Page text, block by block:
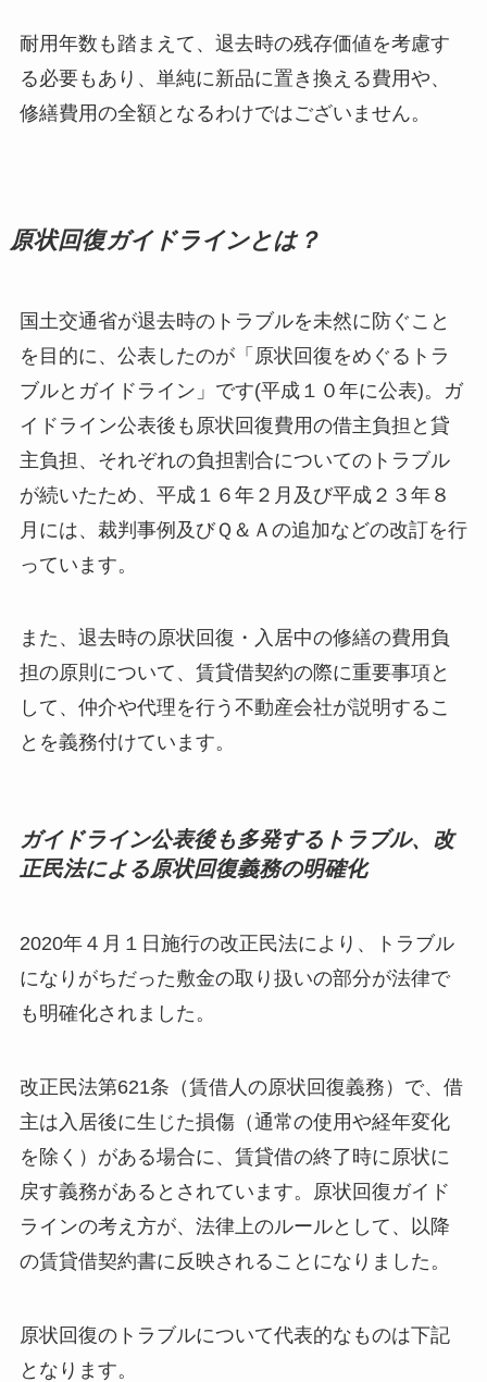
耐用年数も踏まえて、退去時の残存価値を考慮す
る必要もあり、単純に新品に置き換える費用や、
修繕費用の全額となるわけではございません。
原状回復ガイドラインとは？
国土交通省が退去時のトラブルを未然に防ぐこと
を目的に、公表したのが「原状回復をめぐるトラ
ブルとガイドライン」です(平成１０年に公表)。ガ
イドライン公表後も原状回復費用の借主負担と貸
主負担、それぞれの負担割合についてのトラブル
が続いたため、平成１６年２月及び平成２３年８
月には、裁判事例及びＱ＆Ａの追加などの改訂を行
っています。
また、退去時の原状回復・入居中の修繕の費用負
担の原則について、賃貸借契約の際に重要事項と
して、仲介や代理を行う不動産会社が説明するこ
とを義務付けています。
ガイドライン公表後も多発するトラブル、改
正民法による原状回復義務の明確化
2020年４月１日施行の改正民法により、トラブル
になりがちだった敷金の取り扱いの部分が法律で
も明確化されました。
改正民法第621条（賃借人の原状回復義務）で、借
主は入居後に生じた損傷（通常の使用や経年変化
を除く）がある場合に、賃貸借の終了時に原状に
戻す義務があるとされています。原状回復ガイド
ラインの考え方が、法律上のルールとして、以降
の賃貸借契約書に反映されることになりました。
原状回復のトラブルについて代表的なものは下記
となります。